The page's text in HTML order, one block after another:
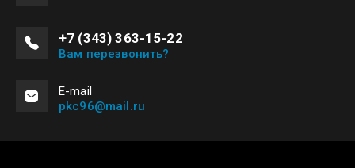
+7 (343) 363-15-22
Вам перезвонить?
Е-mail
pkc96@mail.ru